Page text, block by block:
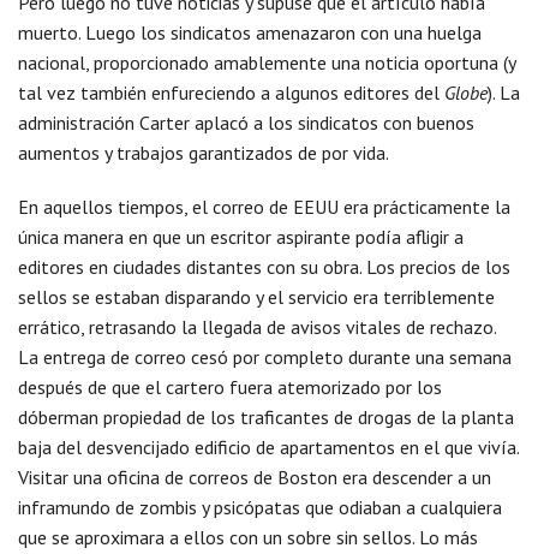
muerto. Luego los sindicatos amenazaron con una huelga
nacional, proporcionado amablemente una noticia oportuna (y
tal vez también enfureciendo a algunos editores del Globe). La
administración Carter aplacó a los sindicatos con buenos
aumentos y trabajos garantizados de por vida.
En aquellos tiempos, el correo de EEUU era prácticamente la
única manera en que un escritor aspirante podía afligir a
editores en ciudades distantes con su obra. Los precios de los
sellos se estaban disparando y el servicio era terriblemente
errático, retrasando la llegada de avisos vitales de rechazo.
La entrega de correo cesó por completo durante una semana
después de que el cartero fuera atemorizado por los
dóberman propiedad de los traficantes de drogas de la planta
baja del desvencijado edificio de apartamentos en el que vivía.
Visitar una oficina de correos de Boston era descender a un
inframundo de zombis y psicópatas que odiaban a cualquiera
que se aproximara a ellos con un sobre sin sellos. Lo más